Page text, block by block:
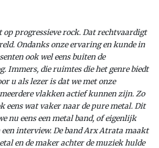
progressieve rock. Dat rechtvaardigt
Ondanks onze ervaring en kunde in
ook wel eens buiten de
Immers, die ruimtes die het genre biedt
u als lezer is dat we met onze
vlakken actief kunnen zijn. Zo
eens wat vaker naar de pure metal. Dit
nu eens een metal band, of eigenlijk
interview. De band Arx Atrata maakt
en de maker achter de muziek hulde